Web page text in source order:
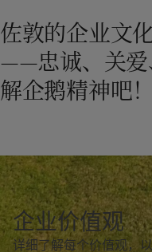
在为您的
访问佐敦
United Kingdom -English
- English
India-English
Oman-English
English
Brazil-English
Mexico- English
United States-English
Global site-English
佐敦的企业文
——忠诚、关爱
解企鹅精神吧！
企业价值观
详细了解每个价值观，